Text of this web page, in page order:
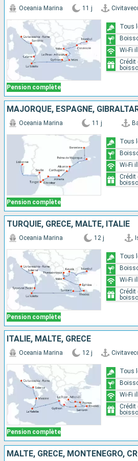
Pension complète
Oceania Marina 11 j
Tous
Wi-Fi
Crédit
Pension complète
Oceania Marina 11 j
Tous
Wi-Fi
Crédit
TURQUIE, GRÈCE, MALTE, ITALIE
Pension complète
Oceania Marina 12 j
Tous
Wi-Fi
Crédit
ITALIE, MALTE, GRÈCE
Pension complète
Oceania Marina 12 j
Tous
Wi-Fi
Crédit